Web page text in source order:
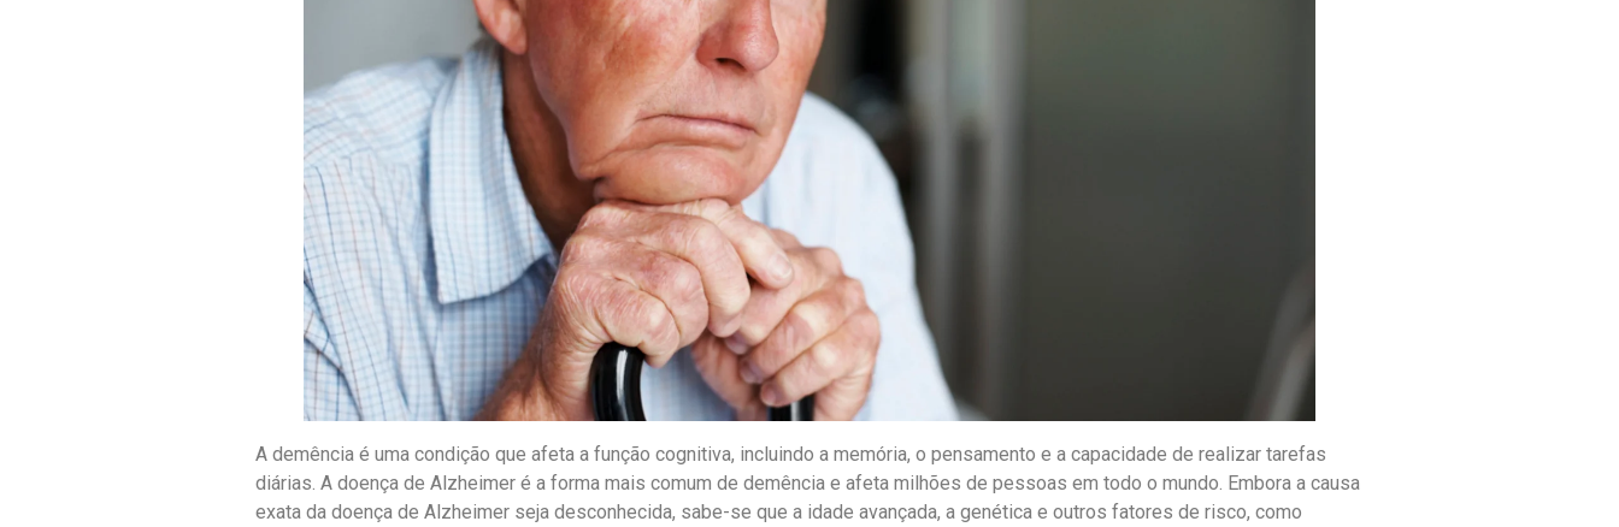
A demência é uma condição que afeta a função cognitiva, incluindo a memória, o pensamento e a capacidade de realizar tarefas
diárias. A doença de Alzheimer é a forma mais comum de demência e afeta milhões de pessoas em todo o mundo. Embora a causa
exata da doença de Alzheimer seja desconhecida, sabe-se que a idade avançada, a genética e outros fatores de risco, como